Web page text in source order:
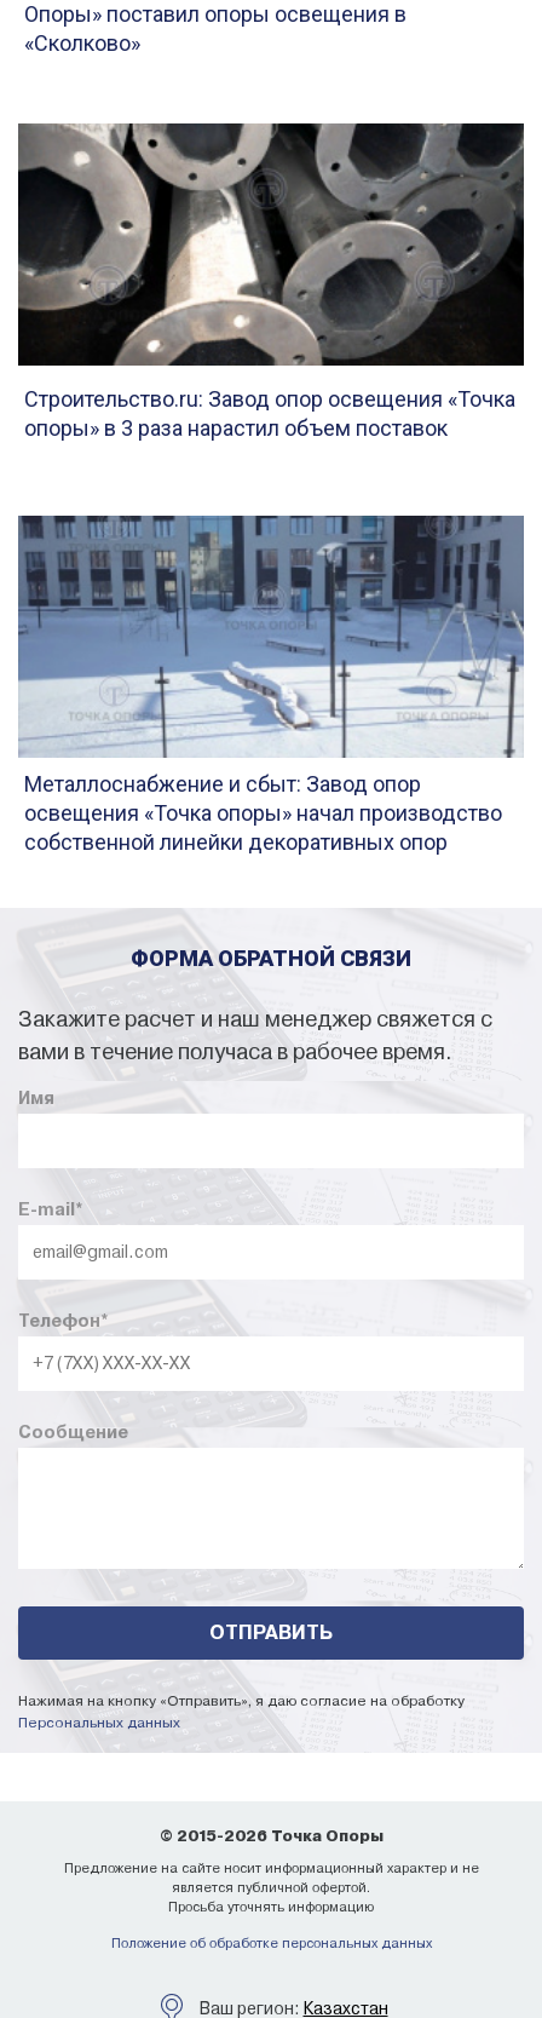
Опоры» поставил опоры освещения в
«Сколково»
Строительство.ru: Завод опор освещения «Точка
опоры» в 3 раза нарастил объем поставок
Металлоснабжение и сбыт: Завод опор
освещения «Точка опоры» начал производство
собственной линейки декоративных опор
ФОРМА ОБРАТНОЙ СВЯЗИ
Закажите расчет и наш менеджер свяжется с
вами в течение получаса в рабочее время.
Имя
E-mail *
Телефон*
Сообщение
Нажимая на кнопку «Отправить», я даю согласие на обработку
Персональных данных
© 2015-2026 Точка Опоры
Предложение на сайте носит информационный характер и не
является публичной офертой.
Просьба уточнять информацию
Положение об обработке персональных данных
Ваш регион: Казахстан